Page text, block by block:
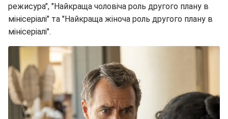
режисура", "Найкраща чоловіча роль другого плану в
мінісеріалі" та "Найкраща жіноча роль другого плану в
мінісеріалі".